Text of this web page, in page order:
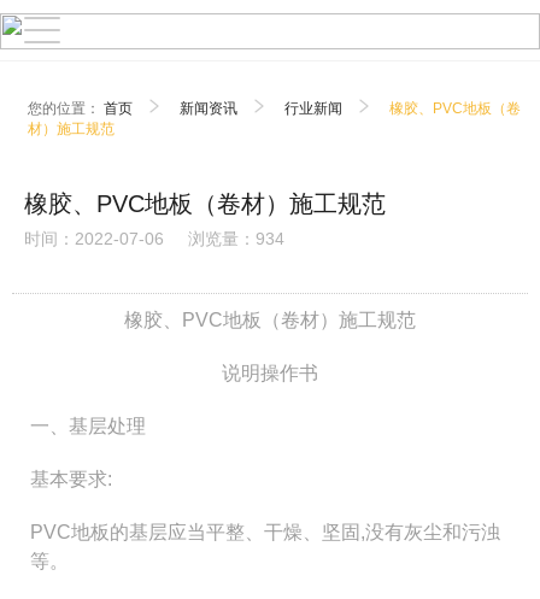
您的位置： 首页 新闻资讯 行业新闻
橡胶、PVC地板（卷
材）施工规范
橡胶、PVC地板（卷材）施工规范
时间：2022-07-06 浏览量：934
橡胶、PVC地板（卷材）施工规范
说明操作书
一、基层处理
基本要求:
PVC地板的基层应当平整、干燥、坚固,没有灰尘和污浊
等。